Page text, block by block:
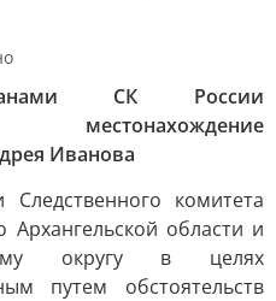
СК России
Иванова
комитета
области и
округу в целях
путем обстоятельств